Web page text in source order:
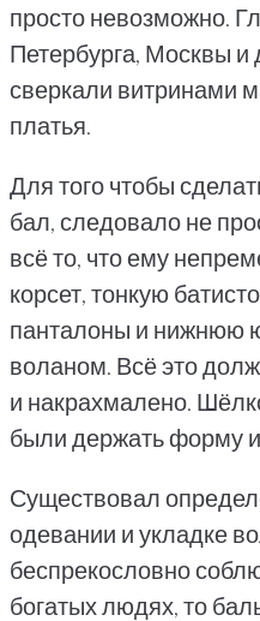
просто невозможно.
Петербурга, Москвы и
сверкали витринами
платья.
Для того чтобы
бал, следовало не
всё то, что ему
корсет, тонкую
панталоны и нижнюю
воланом. Всё это
и накрахмалено.
были держать форму
Существовал
одевании и укладке
беспрекословно
богатых людях, то